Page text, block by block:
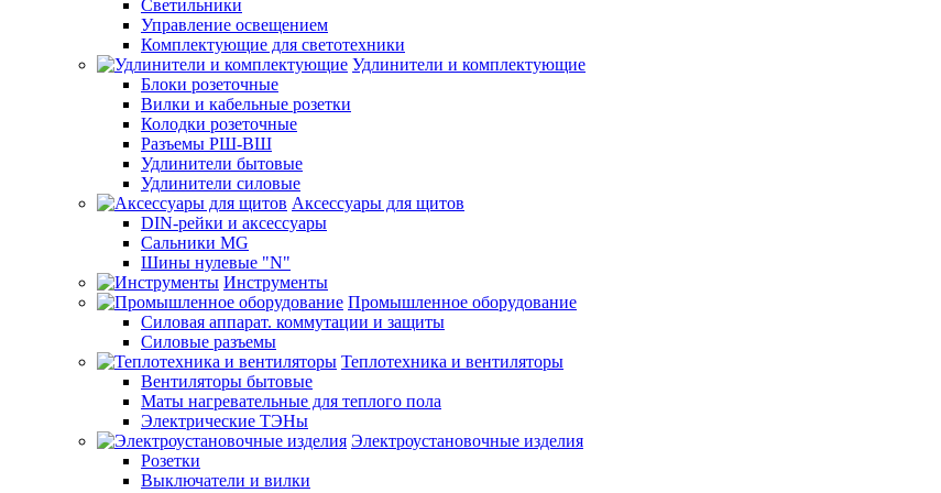
Светильники
Управление освещением
Комплектующие для светотехники
Удлинители и комплектующие
Блоки розеточные
Вилки и кабельные розетки
Колодки розеточные
Разъемы РШ-ВШ
Удлинители бытовые
Удлинители силовые
Аксессуары для щитов
DIN-рейки и аксессуары
Сальники MG
Шины нулевые "N"
Инструменты
Промышленное оборудование
Силовая аппарат. коммутации и защиты
Силовые разъемы
Теплотехника и вентиляторы
Вентиляторы бытовые
Маты нагревательные для теплого пола
Электрические ТЭНы
Электроустановочные изделия
Розетки
Выключатели и вилки